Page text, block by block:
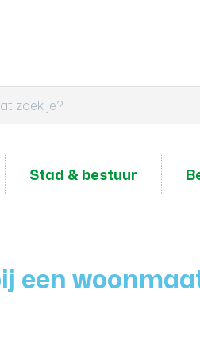
Stad & bestuur
een